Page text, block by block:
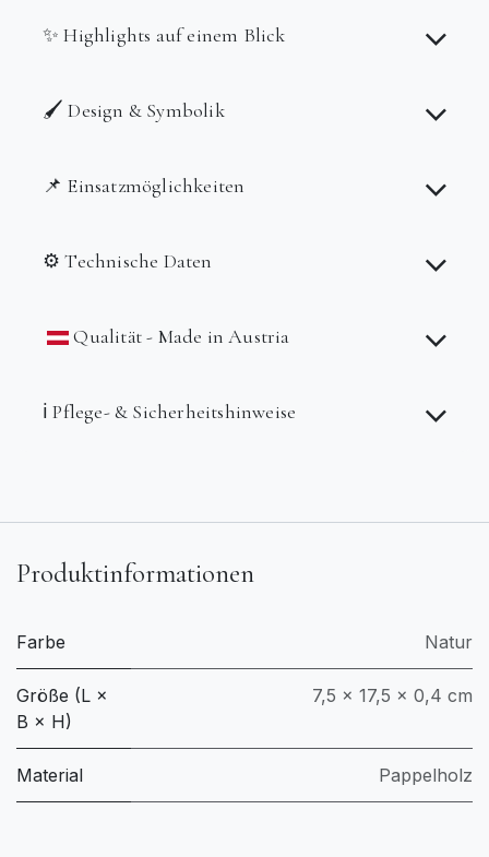
✨ Highlights auf einem Blick
🖌️ Design & Symbolik
📌 Einsatzmöglichkeiten
⚙️ Technische Daten
Qualität - Made in Austria
ℹ️ Pflege- & Sicherheitshinweise
Produktinformationen
Farbe Natur
Größe (L ×
B × H)
7,5 × 17,5 × 0,4 cm
Material Pappelholz